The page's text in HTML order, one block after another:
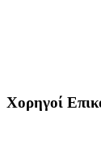
Χορηγοί